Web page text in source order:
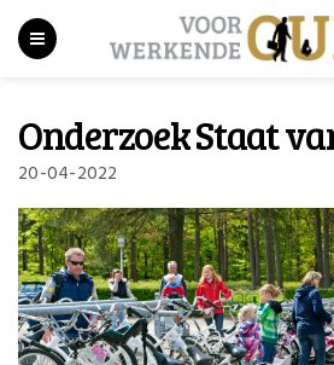
Onderzoek Staat
20-04-2022